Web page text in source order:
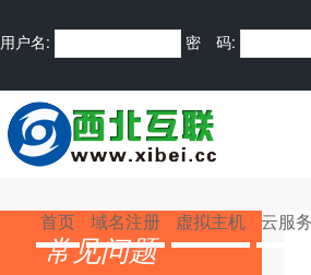
用户名: 密 码:
首页 域名注册 虚拟主机 云服
常见问题